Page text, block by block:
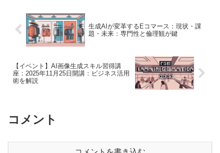
生成AIが変革するEコマース：現状・課
題・未来：専門性と倫理観が鍵
【イベント】AI画像生成スキル習得講
座：2025年11月25日開講：ビジネス活用
術を解説
コメント